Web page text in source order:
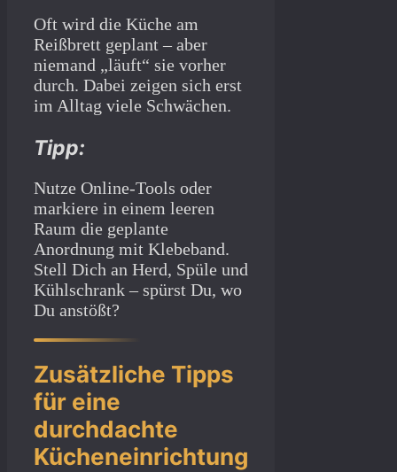
Oft wird die Küche am
Reißbrett geplant – aber
niemand „läuft“ sie vorher
durch. Dabei zeigen sich erst
im Alltag viele Schwächen.
Tipp:
Nutze Online-Tools oder
markiere in einem leeren
Raum die geplante
Anordnung mit Klebeband.
Stell Dich an Herd, Spüle und
Kühlschrank – spürst Du, wo
Du anstößt?
Zusätzliche Tipps
für eine
durchdachte
Kücheneinrichtung